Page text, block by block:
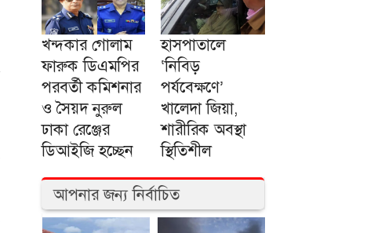
খন্দকার গোলাম
ফারুক ডিএমপির
পরবর্তী কমিশনার
ও সৈয়দ নুরুল
ঢাকা রেঞ্জের
ডিআইজি হচ্ছেন
হাসপাতালে
‘নিবিড়
পর্যবেক্ষণে’
খালেদা জিয়া,
শারীরিক অবস্থা
স্থিতিশীল
আপনার জন্য নির্বাচিত